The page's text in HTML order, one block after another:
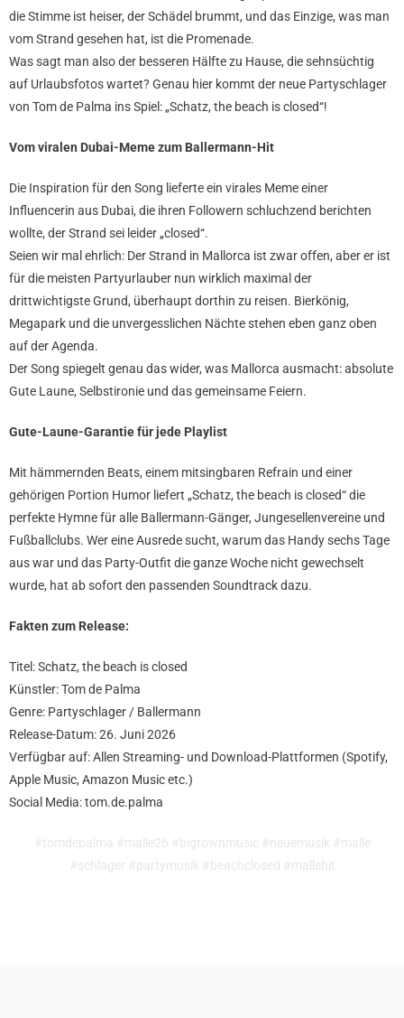
die Stimme ist heiser, der Schädel brummt, und das Einzige, was man
vom Strand gesehen hat, ist die Promenade.
Was sagt man also der besseren Hälfte zu Hause, die sehnsüchtig
auf Urlaubsfotos wartet? Genau hier kommt der neue Partyschlager
von Tom de Palma ins Spiel: „Schatz, the beach is closed“!
Vom viralen Dubai-Meme zum Ballermann-Hit
Die Inspiration für den Song lieferte ein virales Meme einer
Influencerin aus Dubai, die ihren Followern schluchzend berichten
wollte, der Strand sei leider „closed“.
Seien wir mal ehrlich: Der Strand in Mallorca ist zwar offen, aber er ist
für die meisten Partyurlauber nun wirklich maximal der
drittwichtigste Grund, überhaupt dorthin zu reisen. Bierkönig,
Megapark und die unvergesslichen Nächte stehen eben ganz oben
auf der Agenda.
Der Song spiegelt genau das wider, was Mallorca ausmacht: absolute
Gute Laune, Selbstironie und das gemeinsame Feiern.
Gute-Laune-Garantie für jede Playlist
Mit hämmernden Beats, einem mitsingbaren Refrain und einer
gehörigen Portion Humor liefert „Schatz, the beach is closed“ die
perfekte Hymne für alle Ballermann-Gänger, Jungesellenvereine und
Fußballclubs. Wer eine Ausrede sucht, warum das Handy sechs Tage
aus war und das Party-Outfit die ganze Woche nicht gewechselt
wurde, hat ab sofort den passenden Soundtrack dazu.
Fakten zum Release:
Titel: Schatz, the beach is closed
Künstler: Tom de Palma
Genre: Partyschlager / Ballermann
Release-Datum: 26. Juni 2026
Verfügbar auf: Allen Streaming- und Download-Plattformen (Spotify,
Apple Music, Amazon Music etc.)
Social Media: tom.de.palma
#tomdepalma #malle26 #bigtownmusic #neuemusik #malle
#schlager #partymusik #beachclosed #mallehit